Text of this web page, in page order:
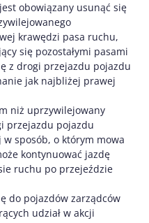
obowiązany usunąć się
krawędzi pasa ruchu,
się pozostałymi pasami
z drogi przejazdu pojazdu
jak najbliżej prawej
niż uprzywilejowany
przejazdu pojazdu
sposób, o którym mowa
kontynuować jazdę
ruchu po przejeździe
do pojazdów zarządców
udział w akcji